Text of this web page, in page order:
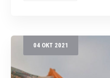
04 ОКТ 2021